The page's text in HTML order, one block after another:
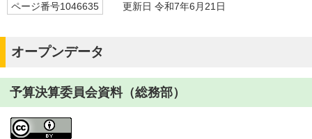
ページ番号1046635 更新日 令和7年6月21日
オープンデータ
予算決算委員会資料（総務部）